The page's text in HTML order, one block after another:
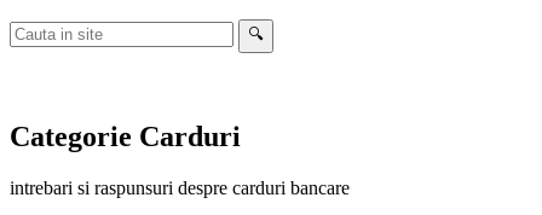
Cauta
in
🔍
Categorie Carduri
intrebari si raspunsuri despre carduri bancare